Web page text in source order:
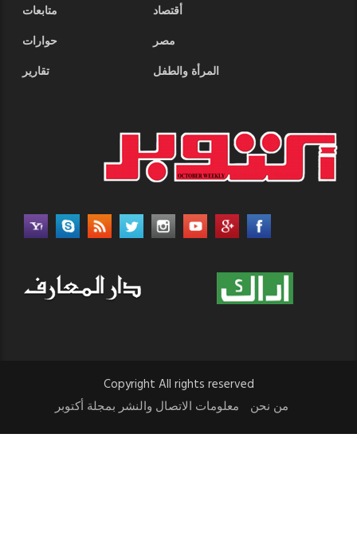
أقتصاد
متابعات
مصر
حوارات
المرأة والطفل
تقارير
Copyright All rights reserved
من نحن
معلومات الاتصال والنشر بمجلة أكتوبر